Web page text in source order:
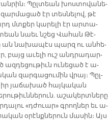
Պըլ­տեան խոս­տո­վա­նե­
էր տես­նե­լով, թէ
մտքեր կա­րե­լի էր ար­տա­
նաեւ նշեց Վա­հան Թէ­
ան նա­խա­պէս պարզ ու ան­հե­
բայց ա­ւե­լի ուշ անդ­րա­դար­
ազ­դե­ցու­թիւն ու­նե­ցած է ա­
զար­գա­ցու­մին վրայ։ Պըլ­
յա­ճա­խած հայ­կա­կան
ա­շա­կերտ­նե­րը
«դժուա­ր» գրող­ներ եւ ա­
օ­րէնք­նե­րուն մա­սին։ Այս